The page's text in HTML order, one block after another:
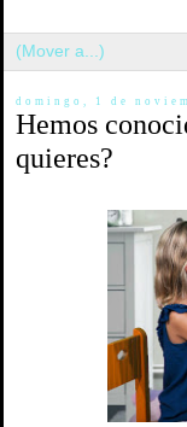
domingo, 1 de
Hemos
quieres?